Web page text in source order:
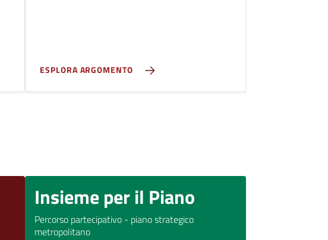
ESPLORA ARGOMENTO
Insieme per il Piano
Percorso partecipativo - piano strategico
metropolitano